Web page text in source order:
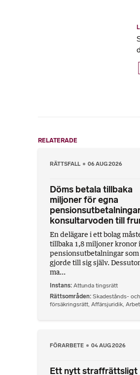
RELATERADE
RÄTTSFALL 06 AUG 2026
Döms betala tillbaka
miljoner för egna
konsultarvoden till
En delägare i ett bolag
tillbaka 1,8 miljoner kronor i
pensionsutbetalningar som
gjorde till sig själv.
ma...
Instans Attunda tingsrätt
Rättsområden Skadestånds- och
försäkringsrätt Affärsjuridik
FÖRARBETE 04 AUG 2026
Ett nytt straffrättsligt